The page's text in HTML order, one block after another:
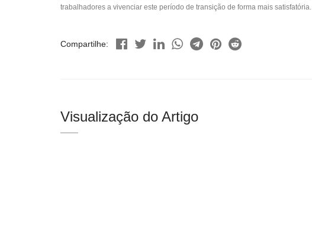
trabalhadores a vivenciar este período de transição de forma mais satisfatória.
Compartilhe:
Visualização do Artigo